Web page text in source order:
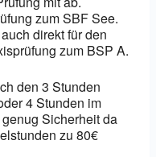
zum SBF See.
direkt für den
zum BSP A.
den 3 Stunden
4 Stunden im
Sicherheit da
zu 80€